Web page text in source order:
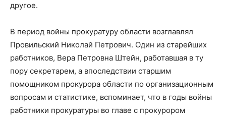
другое.
В период войны прокуратуру области возглавлял
Провильский Николай Петрович. Один из старейших
работников, Вера Петровна Штейн, работавшая в ту
пору секретарем, а впоследствии старшим
помощником прокурора области по организационным
вопросам и статистике, вспоминает, что в годы войны
работники прокуратуры во главе с прокурором